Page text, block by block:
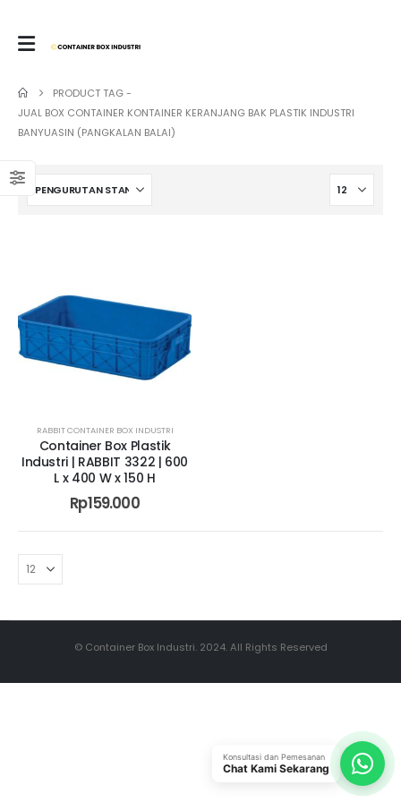
PRODUCT TAG -
JUAL BOX CONTAINER KONTAINER KERANJANG BAK PLASTIK INDUSTRI
BANYUASIN (PANGKALAN BALAI)
RABBIT CONTAINER BOX INDUSTRI
Container Box Plastik
Industri | RABBIT 3322 | 600
L x 400 W x 150 H
Rp159.000
© Container Box Industri. 2024. All Rights Reserved
Konsultasi dan Pemesanan
Chat Kami Sekarang